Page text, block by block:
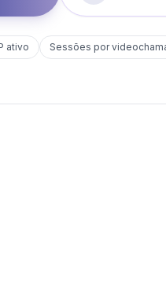
ativo Sessões por